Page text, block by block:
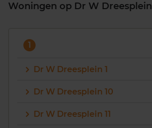
Woningen op Dr W Dreesplein
1
Dr W Dreesplein 1
Dr W Dreesplein 10
Dr W Dreesplein 11